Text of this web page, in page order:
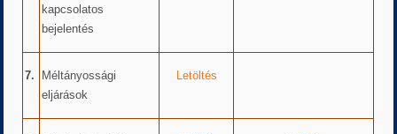
kapcsolatos
bejelentés
7.
Méltányossági
eljárások
Letöltés